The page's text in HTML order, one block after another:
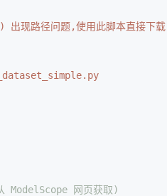
现路径问题,使用此脚本直接下载
ModelScope 网页获取)